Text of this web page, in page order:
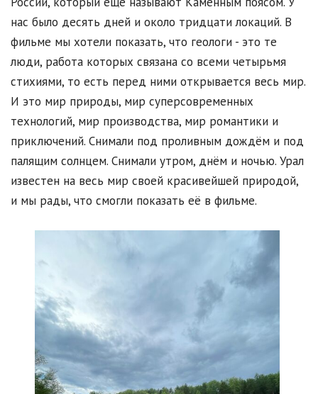
нас было десять дней и около тридцати локаций. В
фильме мы хотели показать, что геологи - это те
люди, работа которых связана со всеми четырьмя
стихиями, то есть перед ними открывается весь мир.
И это мир природы, мир суперсовременных
технологий, мир производства, мир романтики и
приключений. Снимали под проливным дождём и под
палящим солнцем. Снимали утром, днём и ночью. Урал
известен на весь мир своей красивейшей природой,
и мы рады, что смогли показать её в фильме.